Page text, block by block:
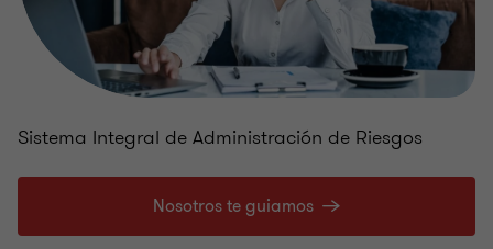
Sistema Integral de Administración de Riesgos
Nosotros te guiamos